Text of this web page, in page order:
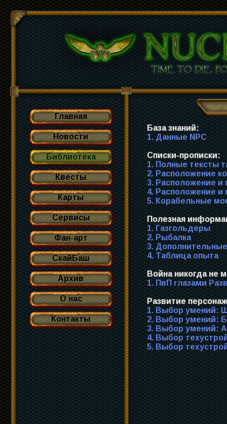
Главная
Новости
Библиотека
Квесты
Карты
Сервисы
Фан-арт
СкайБаш
Архив
О нас
Контакты
База знаний:
1. Данные NPC
Списки-прописки:
1. Полные тексты
2. Расположение
3. Расположение и
4. Расположение и
5. Корабельные
Полезная
1. Газгольдеры
2. Рыбалка
3.
4. Таблица опыта
Война никогда не
1. ПвП глазами
Развитие
1. Выбор умений:
2. Выбор умений:
3. Выбор умений:
4. Выбор
5. Выбор